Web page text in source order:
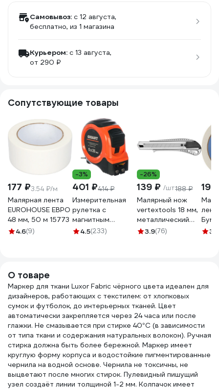
Самовывоз: c 12 августа,
бесплатно, из 1 магазина
Курьером: c 13 августа,
от 290 ₽
Сопутствующие товары
177 ₽3.54 ₽/м
Малярная лента
EUROHOUSE ЕВРО
48 мм, 50 м 15773
4.6(9)
-3%
401 ₽414 ₽
Измерительная
рулетка с
магнитным
крюком, 5x25мм
4.5(233)
-26%
139 ₽ /шт188 ₽
Малярный нож
vertextools 18 мм,
металлический
0044-18-02
3.9(76) 3.9
О товаре
Маркер для ткани Luxor Fabric чёрного цвета идеален для
дизайнеров, работающих с текстилем: от хлопковых
сумок и футболок, до интерьерных тканей. Цвет
автоматически закрепляется через 24 часа или после
глажки. Не смазывается при стирке 40°C (в зависимости
от типа ткани и содержания натуральных волокон). Ручная
стирка должна быть более бережной. Маркер имеет
круглую форму корпуса и водостойкие пигментированные
чернила на водной основе. Чернила не токсичны, не
выцветают после многих стирок. Пулевидный пишущий
узел создаёт линии толщиной 1-2 мм. Колпачок имеет